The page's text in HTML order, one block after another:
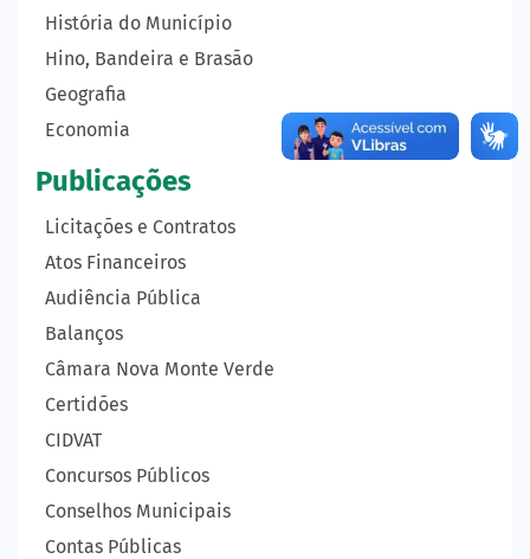
História do Município
Hino, Bandeira e Brasão
Geografia
Economia
Publicações
Licitações e Contratos
Atos Financeiros
Audiência Pública
Balanços
Câmara Nova Monte Verde
Certidões
CIDVAT
Concursos Públicos
Conselhos Municipais
Contas Públicas